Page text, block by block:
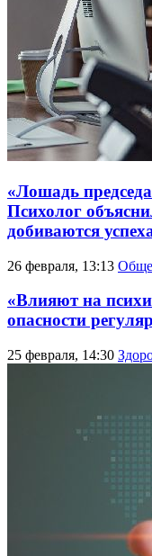
«Лошадь
Психолог
добиваются
26 февраля, 13:13
«Влияют на
опасности
25 февраля, 14:30